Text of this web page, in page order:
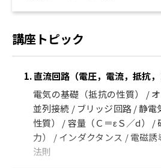
講座トピック
1. 直流回路（電圧，電流，抵抗，
電気の基礎（抵抗の性質） /
並列接続 / ブリッジ回路 / 静
性質） / 容量（Ｃ＝εＳ／d） /
力） / インダクタンス / 電磁
法則